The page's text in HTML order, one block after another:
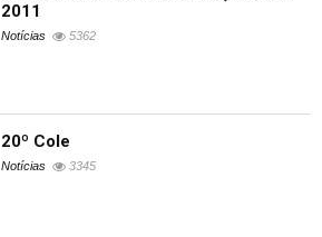
2011
Notícias 5362
20º Cole
Notícias 3345